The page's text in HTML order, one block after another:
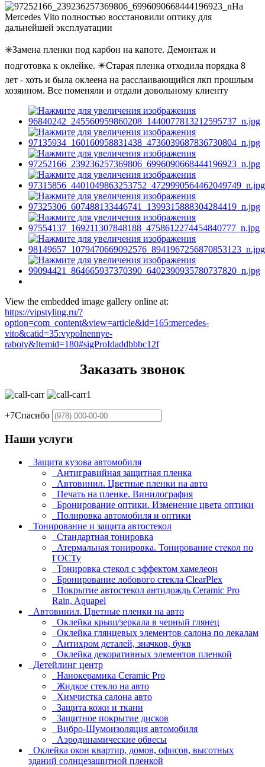
На
Mercedes Vito полностью восстановили оптику для
дальнейшей эксплуатации
✳️Замена пленки под карбон на капоте. Демонтаж и
подготовка к оклейке. ✴️Старая пленка отходила порядка 8
лет - хоть и была оклеена на расслаивающийся лкп прошлым
хозяином. Все поменяли и отдали довольному клиенту
View the embedded image gallery online at:
https://vipstyling.ru/?
option=com_content&view=article&id=165:mercedes-
vito&catid=35:vypolnennye-
raboty&Itemid=180#sigProIdaddbbbc12f
Заказать звонок
+7Спасибо
Наши услуги
Защита кузова автомобиля
Антигравийная защитная пленка
Автовинил. Цветные пленки на авто
Печать на пленке. Винилография
Бронирование оптики. Изменение цвета оптики
Полировка автомобиля и оптики
Тонирование и защита автостекол
Стандартная тонировка
Атермальная тонировка. Тонирование стекол по
ГОСТу
Тонировка стекол с эффектом хамелеон
Бронирование лобового стекла ClearPlex
Покрытие автостекол антидождь Ceramic Pro
Rain, Aquapel
Автовинил. Цветные пленки на авто
Оклейка крыш/зеркала в черный глянец
Оклейка глянцевых элементов салона по лекалам
Антихром деталей, значков, букв
Оклейка декоративных элементов пленкой
Детейлинг центр
Нанокерамика Ceramic Pro
Жидкое стекло на авто
Химчистка салона авто
Защита кожи и ткани
Защитное покрытие дисков
Вибро-Шумоизоляция автомобиля
Аэродинамические обвесы
Оклейка окон квартир, домов, офисов, высотных
зданий солнцезащитной пленкой